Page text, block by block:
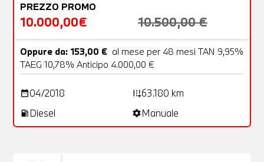
PREZZO PROMO
10.000,00€ 10.500,00 €
Oppure da: 153,00 € al mese per 48 mesi TAN 9,95%
TAEG 10,78% Anticipo 4.000,00 €
date_range04/2018 add_road63.180 km
local_gas_station Diesel settingsManuale